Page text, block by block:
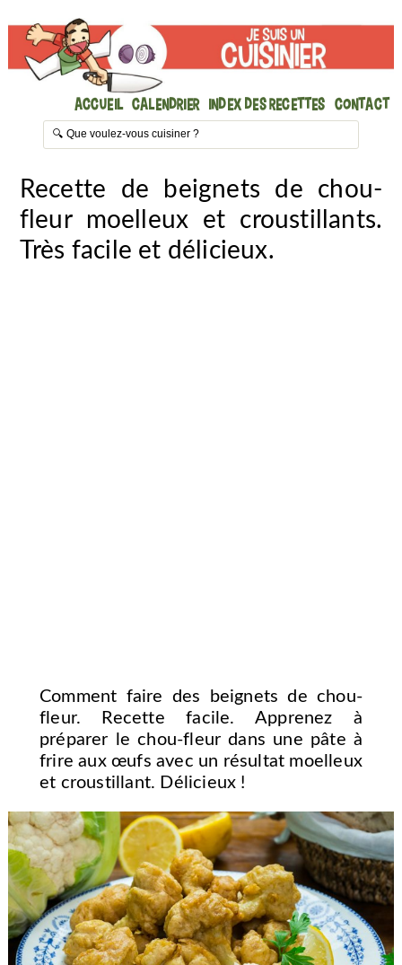
Accueil Calendrier Index des recettes Contact
Recette de beignets de chou-
fleur moelleux et croustillants.
Très facile et délicieux.
Comment faire des beignets de chou-
fleur. Recette facile. Apprenez à
préparer le chou-fleur dans une pâte à
frire aux œufs avec un résultat moelleux
et croustillant. Délicieux !